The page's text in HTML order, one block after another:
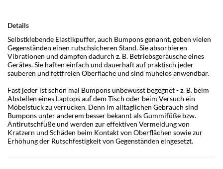
Details
Selbstklebende Elastikpuffer, auch Bumpons genannt, geben vielen
Gegenständen einen rutschsicheren Stand. Sie absorbieren
Vibrationen und dämpfen dadurch z. B. Betriebsgeräusche eines
Gerätes. Sie haften einfach und dauerhaft auf praktisch jeder
sauberen und fettfreien Oberfläche und sind mühelos anwendbar.
Fast jeder ist schon mal Bumpons unbewusst begegnet - z. B. beim
Abstellen eines Laptops auf dem Tisch oder beim Versuch ein
Möbelstück zu verrücken. Denn im alltäglichen Gebrauch sind
Bumpons unter anderem besser bekannt als Gummifüße bzw.
Antirutschfüße und werden zur effektiven Vermeidung von
Kratzern und Schäden beim Kontakt von Oberflächen sowie zur
Erhöhung der Rutschfestigkeit von Gegenständen eingesetzt.